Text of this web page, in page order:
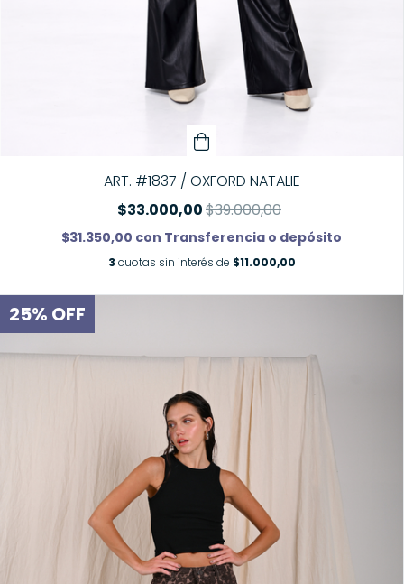
ART. #1837 / OXFORD NATALIE
$33.000,00$39.000,00
$31.350,00 con Transferencia o depósito
3 cuotas sin interés de $11.000,00
25% OFF